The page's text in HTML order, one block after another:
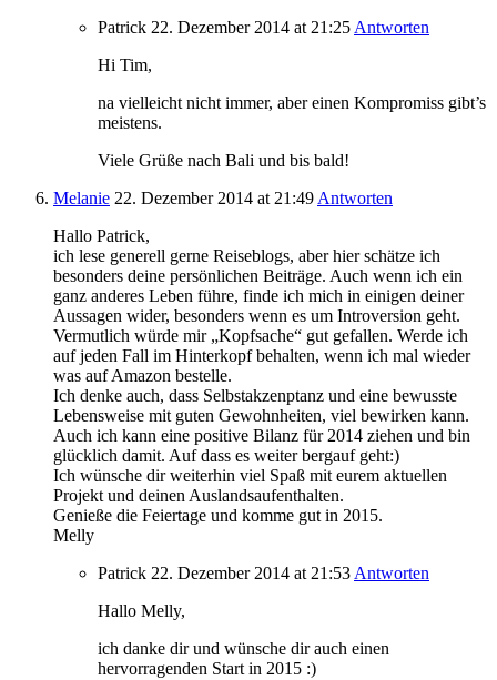
Patrick 22. Dezember 2014 at 21:25 Antworten
Hi Tim,
na vielleicht nicht immer, aber einen Kompromiss gibt’s
meistens.
Viele Grüße nach Bali und bis bald!
Melanie 22. Dezember 2014 at 21:49 Antworten
Hallo Patrick,
ich lese generell gerne Reiseblogs, aber hier schätze ich
besonders deine persönlichen Beiträge. Auch wenn ich ein
ganz anderes Leben führe, finde ich mich in einigen deiner
Aussagen wider, besonders wenn es um Introversion geht.
Vermutlich würde mir „Kopfsache“ gut gefallen. Werde ich
auf jeden Fall im Hinterkopf behalten, wenn ich mal wieder
was auf Amazon bestelle.
Ich denke auch, dass Selbstakzenptanz und eine bewusste
Lebensweise mit guten Gewohnheiten, viel bewirken kann.
Auch ich kann eine positive Bilanz für 2014 ziehen und bin
glücklich damit. Auf dass es weiter bergauf geht:)
Ich wünsche dir weiterhin viel Spaß mit eurem aktuellen
Projekt und deinen Auslandsaufenthalten.
Genieße die Feiertage und komme gut in 2015.
Melly
Patrick 22. Dezember 2014 at 21:53 Antworten
Hallo Melly,
ich danke dir und wünsche dir auch einen
hervorragenden Start in 2015 :)